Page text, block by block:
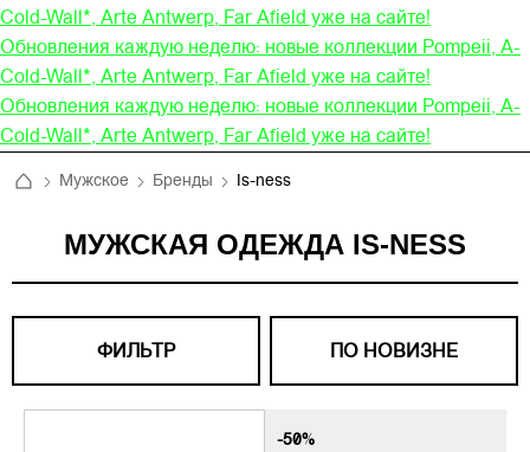
Cold-Wall*, Arte Antwerp, Far Afield уже на сайте!
Обновления каждую неделю: новые коллекции Pompeii, A-
Cold-Wall*, Arte Antwerp, Far Afield уже на сайте!
Обновления каждую неделю: новые коллекции Pompeii, A-
Cold-Wall*, Arte Antwerp, Far Afield уже на сайте!
Мужское Бренды Is-ness
МУЖСКАЯ ОДЕЖДА IS-NESS
ФИЛЬТР ПО НОВИЗНЕ
-50%